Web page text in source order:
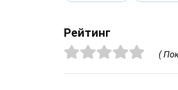
Рейтинг
(